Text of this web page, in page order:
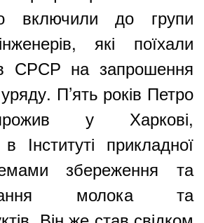
включили до групи
які поїхали
СРСР на запрошення
П’ять років Петро
у Харкові,
Інституті прикладної
збереження та
молока та